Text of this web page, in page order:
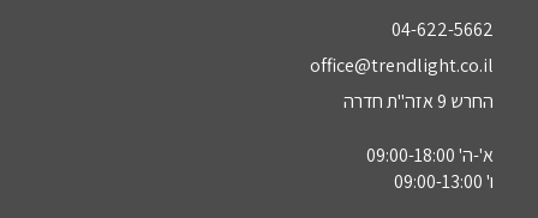
04-622-5662‏
office@trendlight.co.il
החרש 9 אזה"ת חדרה
א'-ה' 09:00-18:00
ו' 09:00-13:00